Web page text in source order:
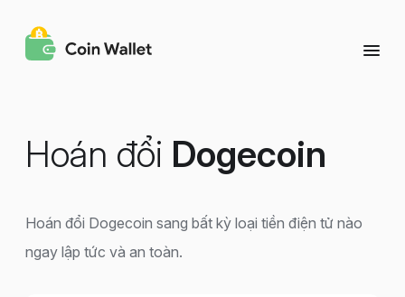
Hoán đổi Dogecoin
Hoán đổi Dogecoin sang bất kỳ loại tiền điện tử nào
ngay lập tức và an toàn.